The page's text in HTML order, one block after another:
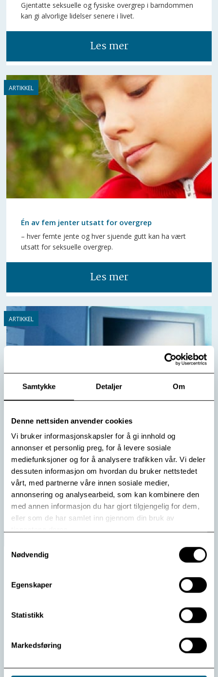
Samtykke Detaljer Om
Denne nettsiden anvender cookies
Vi bruker informasjonskapsler for å gi innhold og
annonser et personlig preg, for å levere sosiale
mediefunksjoner og for å analysere trafikken vår. Vi deler
dessuten informasjon om hvordan du bruker nettstedet
vårt, med partnerne våre innen sosiale medier,
annonsering og analysearbeid, som kan kombinere den
med annen informasjon du har gjort tilgjengelig for dem,
eller som de har samlet inn gjennom din bruk av
Nødvendig
Egenskaper
Statistikk
Markedsføring
Gjentatte seksuelle og fysiske overgrep i barndommen
kan gi alvorlige lidelser senere i livet.
Les mer
Én av fem jenter utsatt for overgrep
– hver femte jente og hver sjuende gutt kan ha vært
utsatt for seksuelle overgrep.
Les mer
E-posten tilbake
Mail til Modum Bad kan ha forsvunnet i strømstans.
Les mer
Ny bok i nettbutikken